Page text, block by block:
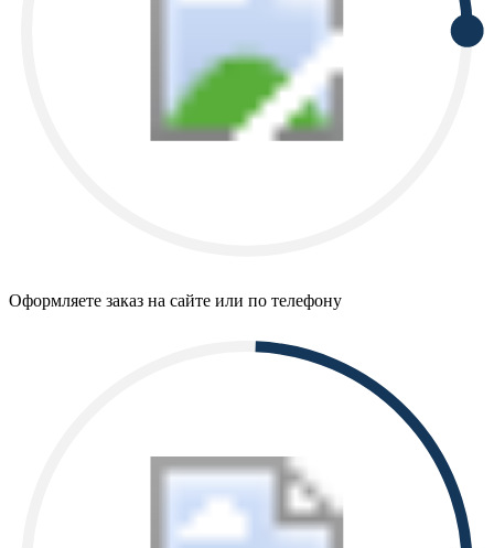
Оформляете заказ на сайте или по телефону